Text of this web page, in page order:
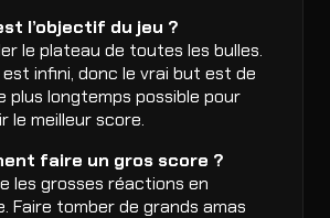
l’objectif du jeu ?
le plateau de toutes les bulles.
est infini, donc le vrai but est de
plus longtemps possible pour
le meilleur score.
faire un gros score ?
les grosses réactions en
Faire tomber de grands amas